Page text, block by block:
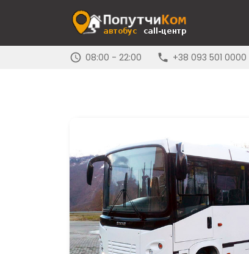
08:00 - 22:00 +38 093 501 0000